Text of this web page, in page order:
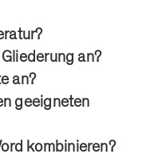
an?
an?
geeigneten
kombinieren?